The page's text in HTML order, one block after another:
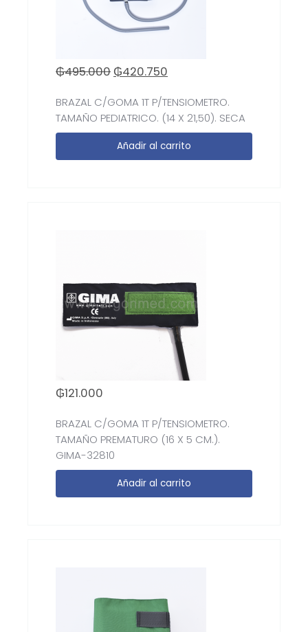
₲495.000 ₲420.750
BRAZAL C/GOMA 1T P/TENSIOMETRO.
TAMAÑO PEDIATRICO. (14 X 21,50). SECA
Añadir al carrito
₲121.000
BRAZAL C/GOMA 1T P/TENSIOMETRO.
TAMAÑO PREMATURO (16 X 5 CM.).
GIMA-32810
Añadir al carrito